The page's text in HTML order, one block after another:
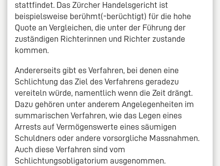
stattfindet. Das Zürcher Handelsgericht ist
beispielsweise berühmt(-berüchtigt) für die hohe
Quote an Vergleichen, die unter der Führung der
zuständigen Richterinnen und Richter zustande
kommen.
Andererseits gibt es Verfahren, bei denen eine
Schlichtung das Ziel des Verfahrens geradezu
vereiteln würde, namentlich wenn die Zeit drängt.
Dazu gehören unter anderem Angelegenheiten im
summarischen Verfahren, wie das Legen eines
Arrests auf Vermögenswerte eines säumigen
Schuldners oder andere vorsorgliche Massnahmen.
Auch diese Verfahren sind vom
Schlichtungsobligatorium ausgenommen.